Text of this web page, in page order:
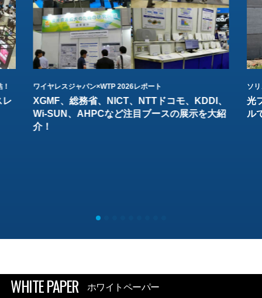
レ
ワイヤレスジャパン×WTP 2026レポート
XGMF、総務省、NICT、NTTドコモ、KDDI、
Wi-SUN、AHPCなど注目ブースの展示を大紹
介！
ソ
光
ル
WHITE PAPER ホワイトペーパー